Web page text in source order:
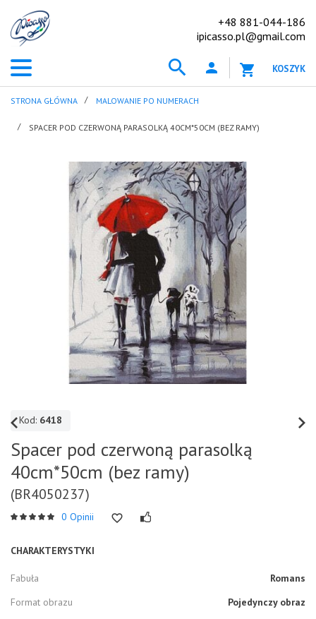
+48 881-044-186
ipicasso.pl@gmail.com
KOSZYK
STRONA GŁÓWNA MALOWANIE PO NUMERACH
SPACER POD CZERWONĄ PARASOLKĄ 40CM*50CM (BEZ RAMY)
Kod: 6418
Spacer pod czerwoną parasolką
40cm*50cm (bez ramy)
(BR4050237)
0 Opinii
CHARAKTERYSTYKI
Fabuła
Romans
Format obrazu
Pojedynczy obraz